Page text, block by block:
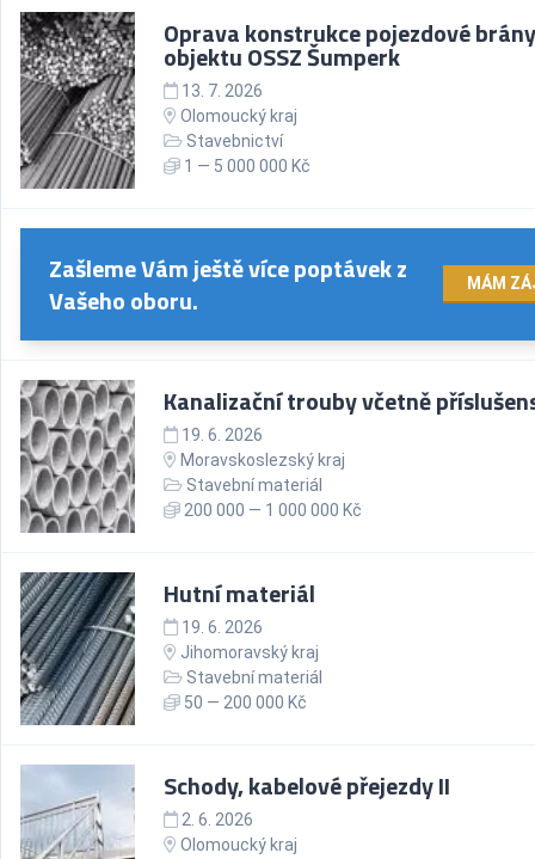
Oprava konstrukce pojezdové
objektu OSSZ Šumperk
13. 7. 2026
Olomoucký kraj
Stavebnictví
1 — 5 000 000 Kč
Zašleme Vám ještě více poptávek z
Vašeho oboru.
MÁM
Kanalizační trouby včetně
19. 6. 2026
Moravskoslezský kraj
Stavební materiál
200 000 — 1 000 000 Kč
Hutní materiál
19. 6. 2026
Jihomoravský kraj
Stavební materiál
50 — 200 000 Kč
Schody, kabelové přejezdy II
2. 6. 2026
Olomoucký kraj